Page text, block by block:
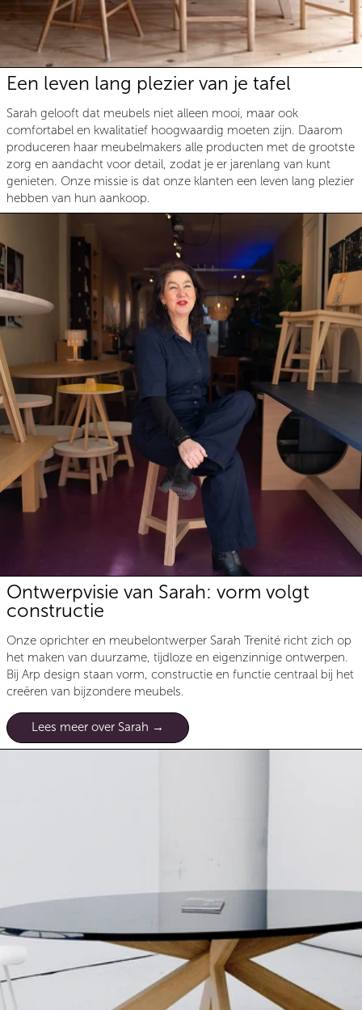
Een leven lang plezier van je tafel
Sarah gelooft dat meubels niet alleen mooi, maar ook
comfortabel en kwalitatief hoogwaardig moeten zijn. Daarom
produceren haar meubelmakers alle producten met de grootste
zorg en aandacht voor detail, zodat je er jarenlang van kunt
genieten. Onze missie is dat onze klanten een leven lang plezier
hebben van hun aankoop.
Ontwerpvisie van Sarah: vorm volgt
constructie
Onze oprichter en meubelontwerper Sarah Trenité richt zich op
het maken van duurzame, tijdloze en eigenzinnige ontwerpen.
Bij Arp design staan vorm, constructie en functie centraal bij het
creëren van bijzondere meubels.
Lees meer over Sarah